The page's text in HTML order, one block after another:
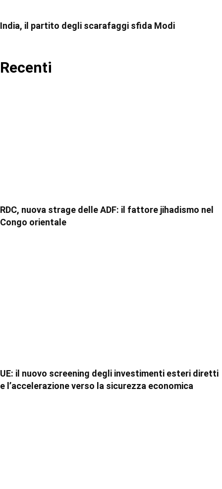
India, il partito degli scarafaggi sfida Modi
Recenti
RDC, nuova strage delle ADF: il fattore jihadismo nel
Congo orientale
UE: il nuovo screening degli investimenti esteri diretti
e l’accelerazione verso la sicurezza economica